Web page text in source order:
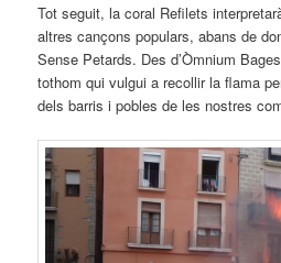
Tot seguit, la coral Refilets
altres cançons populars, abans de
Sense Petards. Des d’Òmnium
tothom qui vulgui a recollir la flama
dels barris i pobles de les nostres